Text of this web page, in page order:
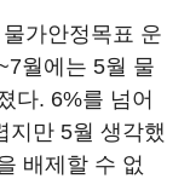
가안정목표 운
월에는 5월 물
다. 6%를 넘어
지만 5월 생각했
배제할 수 없